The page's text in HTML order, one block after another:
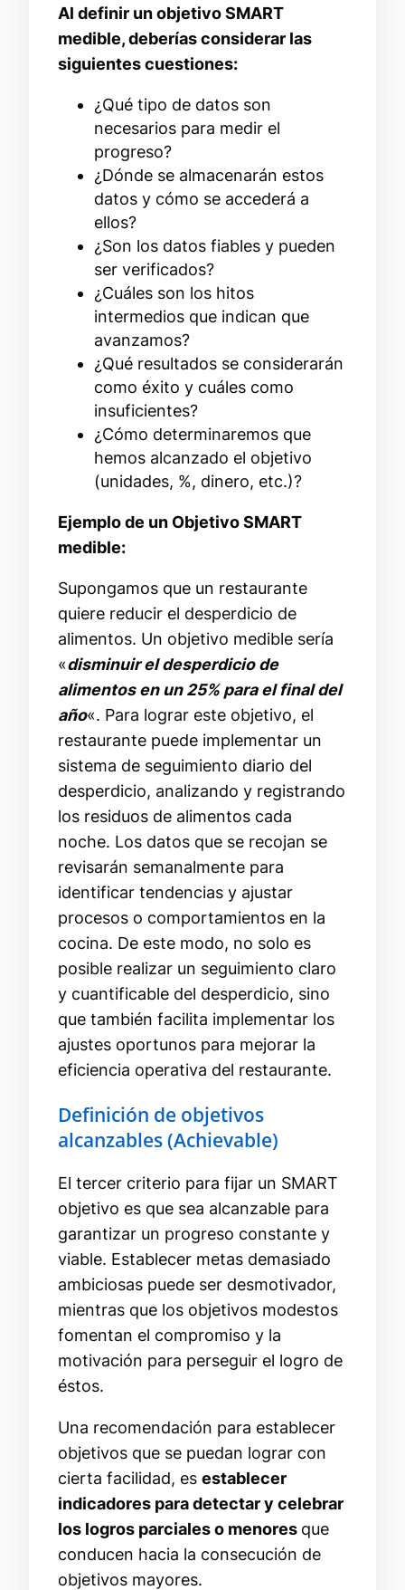
Al definir un objetivo SMART
medible, deberías considerar las
siguientes cuestiones:
¿Qué tipo de datos son
necesarios para medir el
progreso?
¿Dónde se almacenarán estos
datos y cómo se accederá a
ellos?
¿Son los datos fiables y pueden
ser verificados?
¿Cuáles son los hitos
intermedios que indican que
avanzamos?
¿Qué resultados se considerarán
como éxito y cuáles como
insuficientes?
¿Cómo determinaremos que
hemos alcanzado el objetivo
(unidades, %, dinero, etc.)?
Ejemplo de un Objetivo SMART
medible:
Supongamos que un restaurante
quiere reducir el desperdicio de
alimentos. Un objetivo medible sería
«disminuir el desperdicio de
alimentos en un 25% para el final del
año«. Para lograr este objetivo, el
restaurante puede implementar un
sistema de seguimiento diario del
desperdicio, analizando y registrando
los residuos de alimentos cada
noche. Los datos que se recojan se
revisarán semanalmente para
identificar tendencias y ajustar
procesos o comportamientos en la
cocina. De este modo, no solo es
posible realizar un seguimiento claro
y cuantificable del desperdicio, sino
que también facilita implementar los
ajustes oportunos para mejorar la
eficiencia operativa del restaurante.
Definición de objetivos
alcanzables (Achievable)
El tercer criterio para fijar un SMART
objetivo es que sea alcanzable para
garantizar un progreso constante y
viable. Establecer metas demasiado
ambiciosas puede ser desmotivador,
mientras que los objetivos modestos
fomentan el compromiso y la
motivación para perseguir el logro de
éstos.
Una recomendación para establecer
objetivos que se puedan lograr con
cierta facilidad, es establecer
indicadores para detectar y celebrar
los logros parciales o menores que
conducen hacia la consecución de
objetivos mayores.